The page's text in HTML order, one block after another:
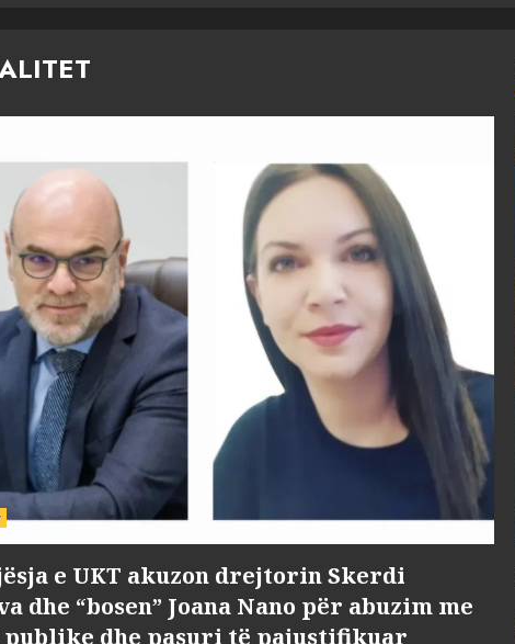
e UKT akuzon drejtorin Skerdi
dhe “bosen” Joana Nano për abuzim me
publike dhe pasuri të pajustifikuar